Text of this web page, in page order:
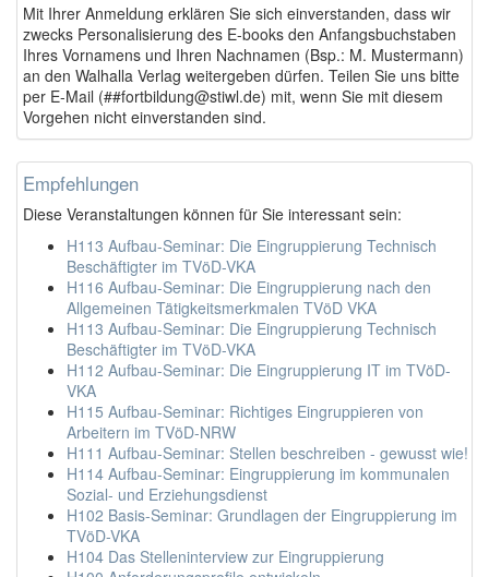
Mit Ihrer Anmeldung erklären Sie sich einverstanden, dass wir
zwecks Personalisierung des E-books den Anfangsbuchstaben
Ihres Vornamens und Ihren Nachnamen (Bsp.: M. Mustermann)
an den Walhalla Verlag weitergeben dürfen. Teilen Sie uns bitte
per E-Mail (##fortbildung@stiwl.de) mit, wenn Sie mit diesem
Vorgehen nicht einverstanden sind.
Empfehlungen
Diese Veranstaltungen können für Sie interessant sein:
H113 Aufbau-Seminar: Die Eingruppierung Technisch
Beschäftigter im TVöD-VKA
H116 Aufbau-Seminar: Die Eingruppierung nach den
Allgemeinen Tätigkeitsmerkmalen TVöD VKA
H113 Aufbau-Seminar: Die Eingruppierung Technisch
Beschäftigter im TVöD-VKA
H112 Aufbau-Seminar: Die Eingruppierung IT im TVöD-
VKA
H115 Aufbau-Seminar: Richtiges Eingruppieren von
Arbeitern im TVöD-NRW
H111 Aufbau-Seminar: Stellen beschreiben - gewusst wie!
H114 Aufbau-Seminar: Eingruppierung im kommunalen
Sozial- und Erziehungsdienst
H102 Basis-Seminar: Grundlagen der Eingruppierung im
TVöD-VKA
H104 Das Stelleninterview zur Eingruppierung